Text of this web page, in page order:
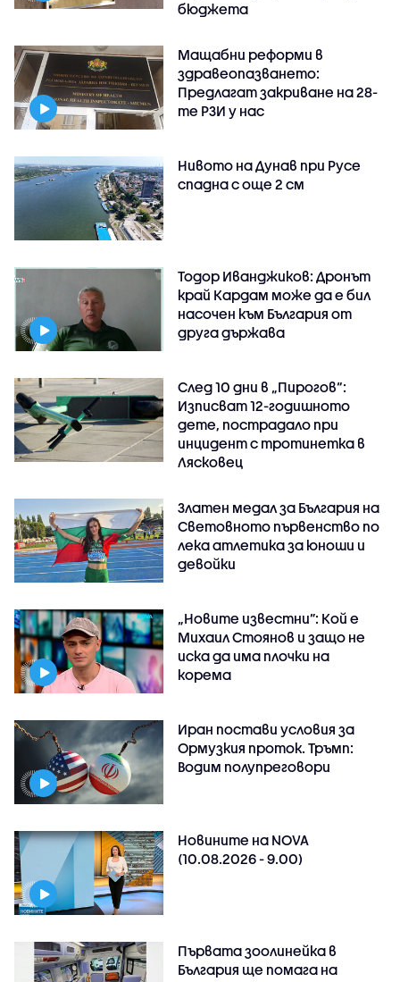
бюджета
Мащабни реформи в
здравеопазването:
Предлагат закриване на 28-
те РЗИ у нас
Нивото на Дунав при Русе
спадна с още 2 см
Тодор Иванджиков: Дронът
край Кардам може да е бил
насочен към България от
друга държава
След 10 дни в „Пирогов“:
Изписват 12-годишното
дете, пострадало при
инцидент с тротинетка в
Лясковец
Златен медал за България на
Световното първенство по
лека атлетика за юноши и
девойки
„Новите известни”: Кой е
Михаил Стоянов и защо не
иска да има плочки на
корема
Иран постави условия за
Ормузкия проток. Тръмп:
Водим полупреговори
Новините на NOVA
(10.08.2026 - 9.00)
Първата зоолинейка в
България ще помага на